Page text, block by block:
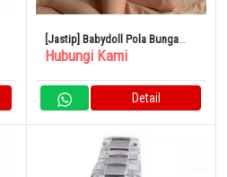
[Jastip] Babydoll Pola Bunga
Pakaian Tidur Dewasa Satin
Hubungi Kami
Detail